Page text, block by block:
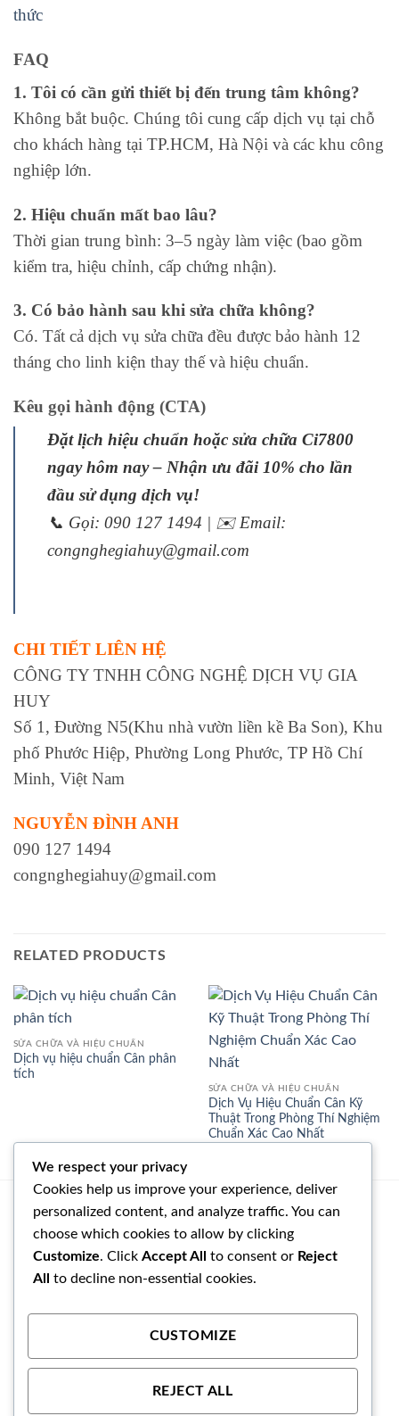
thức
FAQ
1. Tôi có cần gửi thiết bị đến trung tâm không?
Không bắt buộc. Chúng tôi cung cấp dịch vụ tại chỗ
cho khách hàng tại TP.HCM, Hà Nội và các khu công
nghiệp lớn.
2. Hiệu chuẩn mất bao lâu?
Thời gian trung bình: 3–5 ngày làm việc (bao gồm
kiểm tra, hiệu chỉnh, cấp chứng nhận).
3. Có bảo hành sau khi sửa chữa không?
Có. Tất cả dịch vụ sửa chữa đều được bảo hành 12
tháng cho linh kiện thay thế và hiệu chuẩn.
Kêu gọi hành động (CTA)
Đặt lịch hiệu chuẩn hoặc sửa chữa Ci7800
ngay hôm nay – Nhận ưu đãi 10% cho lần
đầu sử dụng dịch vụ!
📞 Gọi: 090 127 1494 | ✉️ Email:
congnghegiahuy@gmail.com
CHI TIẾT LIÊN HỆ
CÔNG TY TNHH CÔNG NGHỆ DỊCH VỤ GIA
HUY
Số 1, Đường N5(Khu nhà vườn liền kề Ba Son), Khu
phố Phước Hiệp, Phường Long Phước, TP Hồ Chí
Minh, Việt Nam
NGUYỄN ĐÌNH ANH
090 127 1494
congnghegiahuy@gmail.com
RELATED PRODUCTS
SỬA CHỮA VÀ HIỆU CHUẨN
Dịch vụ hiệu chuẩn Cân phân
tích
SỬA CHỮA VÀ HIỆU CHUẨN
Dịch Vụ Hiệu Chuẩn Cân Kỹ
Thuật Trong Phòng Thí Nghiệm
Chuẩn Xác Cao Nhất
NGUYỄN ĐÌNH ANH
090 127 1494
congnghegiahuy@gmail.com
Phước Hiệp, Phường Long Phước, TP Hồ Chí Minh, Việt
We respect your privacy
Cookies help us improve your experience, deliver
personalized content, and analyze traffic. You can
choose which cookies to allow by clicking
Customize. Click Accept All to consent or Reject
All
to decline non-essential cookies.
CUSTOMIZE
REJECT ALL